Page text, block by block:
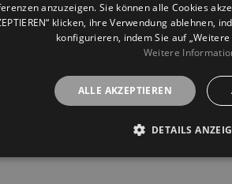
Die zarten Farb- und
erwecken die Natur
künstlerisches
anzuzeigen. Sie können alle Cookies
klicken, ihre Verwendung ablehnen,
konfigurieren, indem Sie auf
Weitere
ALLE AKZEPTIEREN
DETAILS